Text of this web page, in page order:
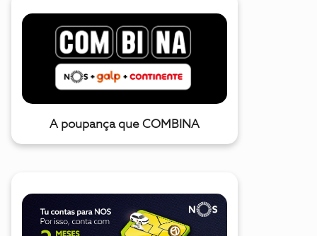
A poupança que COMBINA